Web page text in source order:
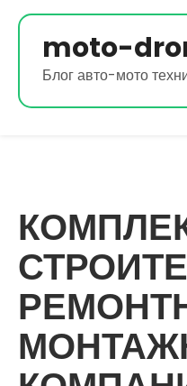
Перейти
содержимомуmoto-
Блог авто-мото